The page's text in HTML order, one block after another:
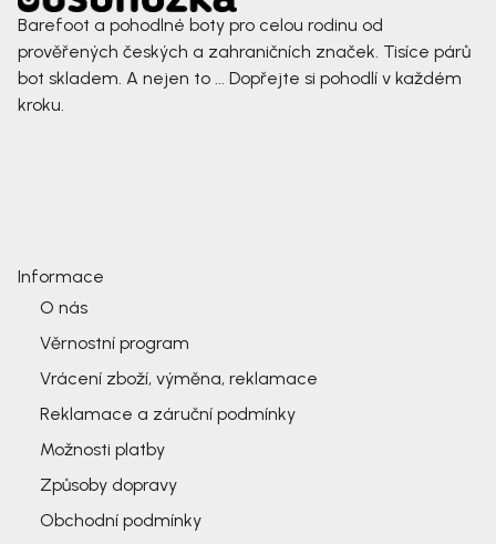
Barefoot a pohodlné boty pro celou rodinu od
prověřených českých a zahraničních značek. Tisíce párů
bot skladem. A nejen to ... Dopřejte si pohodlí v každém
kroku.
Informace
O nás
Věrnostní program
Vrácení zboží, výměna, reklamace
Reklamace a záruční podmínky
Možnosti platby
Způsoby dopravy
Obchodní podmínky